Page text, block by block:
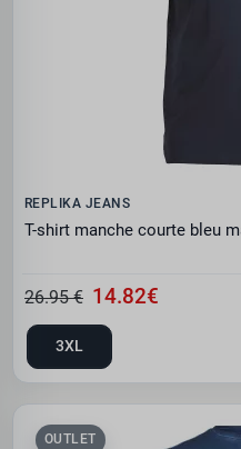
REPLIKA JEANS
T-shirt manche courte bleu
26.95 € 14.82€
3XL
OUTLET